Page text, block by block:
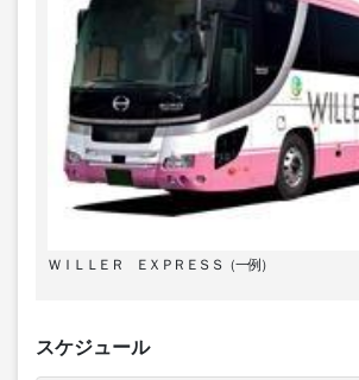
ＷＩＬＬＥＲ ＥＸＰＲＥＳＳ（一例）
スケジュール